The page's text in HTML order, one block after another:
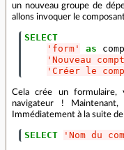
un nouveau groupe de
allons invoquer le
SELECT
'form'
as
'Nouveau
'Créer le
Cela crée un
navigateur !
Immédiatement à la suite
SELECT 'Nom du